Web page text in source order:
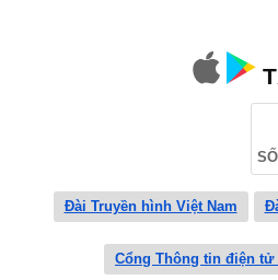
Đài Truyền hình Việt Nam
Cổng Thông tin điện tử